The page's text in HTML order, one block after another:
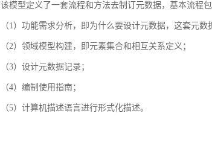
该模型定义了一套流程和方法去制订元数据，基本流程包
（1）功能需求分析，即为什么要设计元数据，这套元
（2）领域模型构建，即元素集合和相互关系定义；
（3）设计元数据记录；
（4）编制使用指南；
（5）计算机描述语言进行形式化描述。